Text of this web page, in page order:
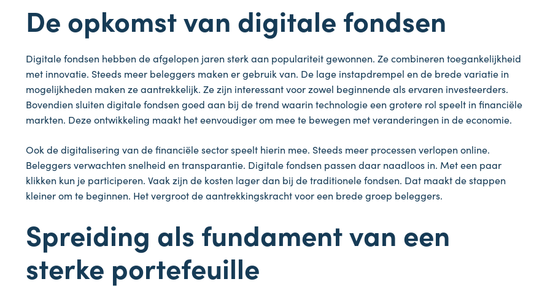
De opkomst van digitale fondsen
Digitale fondsen hebben de afgelopen jaren sterk aan populariteit gewonnen. Ze combineren toegankelijkheid
met innovatie. Steeds meer beleggers maken er gebruik van. De lage instapdrempel en de brede variatie in
mogelijkheden maken ze aantrekkelijk. Ze zijn interessant voor zowel beginnende als ervaren investeerders.
Bovendien sluiten digitale fondsen goed aan bij de trend waarin technologie een grotere rol speelt in financiële
markten. Deze ontwikkeling maakt het eenvoudiger om mee te bewegen met veranderingen in de economie.
Ook de digitalisering van de financiële sector speelt hierin mee. Steeds meer processen verlopen online.
Beleggers verwachten snelheid en transparantie. Digitale fondsen passen daar naadloos in. Met een paar
klikken kun je participeren. Vaak zijn de kosten lager dan bij de traditionele fondsen. Dat maakt de stappen
kleiner om te beginnen. Het vergroot de aantrekkingskracht voor een brede groep beleggers.
Spreiding als fundament van een
sterke portefeuille